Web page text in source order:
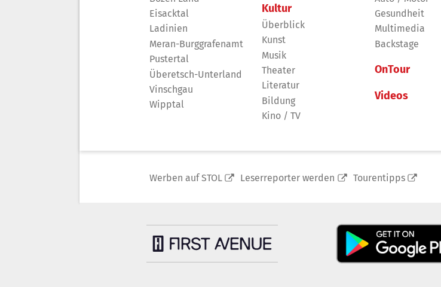
Eisacktal
Ladinien
Meran-Burggrafenamt
Pustertal
Überetsch-Unterland
Vinschgau
Wipptal
Kultur
Überblick
Kunst
Musik
Theater
Literatur
Bildung
Kino / TV
Gesundheit
Multimedia
Backstage
OnTour
Videos
Werben auf STOL Leserreporter werden Tourentipps